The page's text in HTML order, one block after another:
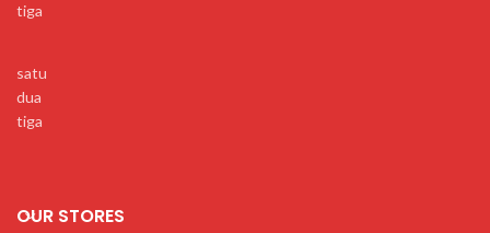
tiga
satu
dua
tiga
OUR STORES